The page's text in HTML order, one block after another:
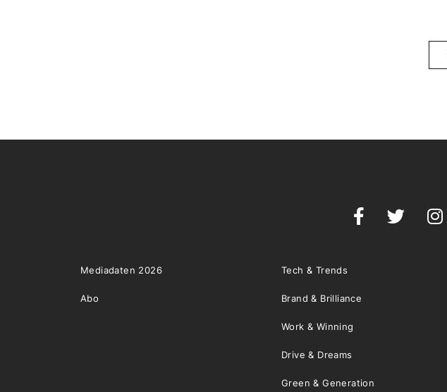
Mediadaten 2026
Abo
Tech & Trends
Brand & Brilliance
Work & Winning
Drive & Dreams
Green & Generation